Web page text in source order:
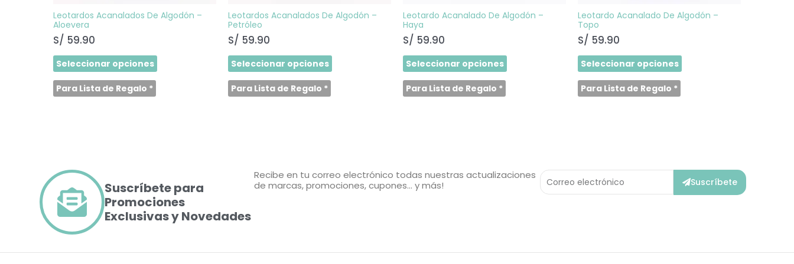
Leotardos Acanalados De Algodón –
Aloevera
S/ 59.90
Seleccionar opciones
página
de
Para Lista de Regalo *
Leotardos Acanalados De Algodón –
Petróleo
S/ 59.90
Seleccionar opciones
página
de
Para Lista de Regalo *
Leotardo Acanalado De Algodón –
Haya
S/ 59.90
Seleccionar opciones
página
de
Para Lista de Regalo *
Leotardo Acanalado De Algodón –
Topo
S/ 59.90
Seleccionar opciones
página
de
Para Lista de Regalo *
Suscríbete para
Promociones
Exclusivas y Novedades
Recibe en tu correo electrónico todas nuestras actualizaciones
de marcas, promociones, cupones... y más!
Correo
Electrónico
Suscríbete